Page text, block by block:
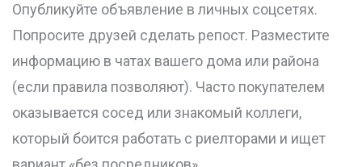
Опубликуйте объявление в личных соцсетях.
Попросите друзей сделать репост. Разместите
информацию в чатах вашего дома или района
(если правила позволяют). Часто покупателем
оказывается сосед или знакомый коллеги,
который боится работать с риелторами и ищет